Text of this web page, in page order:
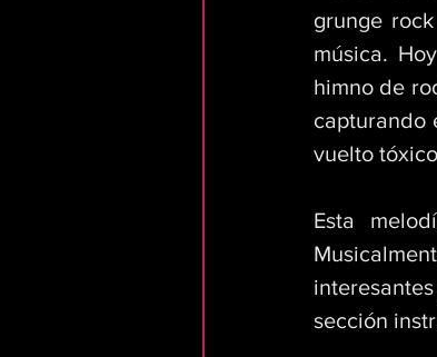
grunge
música.
himno de
capturando
vuelto
Esta
sección